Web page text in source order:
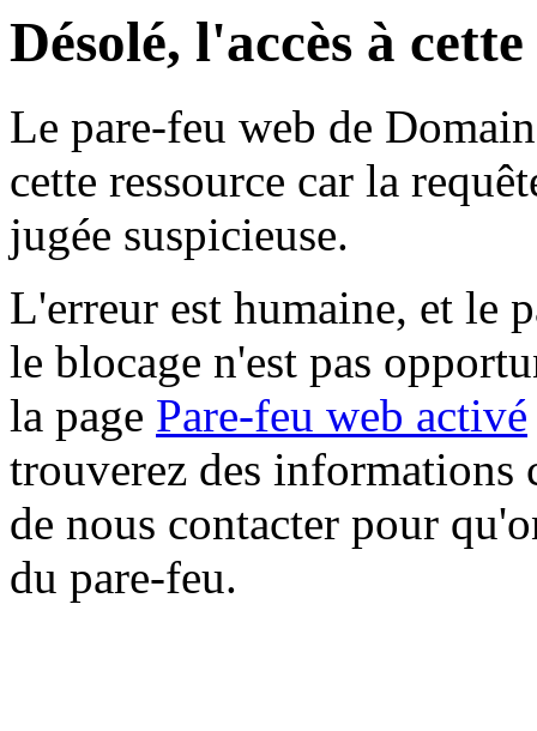
Désolé, l'accès à
Le pare-feu web de
cette ressource car la
jugée suspicieuse.
L'erreur est humaine, et le
le blocage n'est pas
la page Pare-feu web activé
trouverez des informations
de nous contacter pour
du pare-feu.